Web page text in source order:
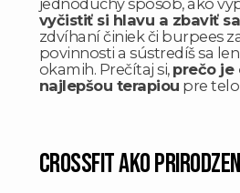
jednoduchý spôsob, ako
vyčistiť si hlavu a zbaviť
zdvíhaní činiek či burpees
povinnosti a sústredíš sa
okamih. Prečítaj si, prečo je
najlepšou terapiou pre telo
Crossfit ako